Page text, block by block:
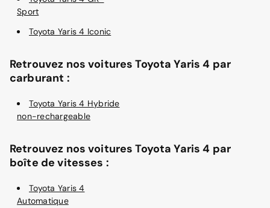
Sport
Toyota Yaris 4 Iconic
Retrouvez nos voitures Toyota Yaris 4 par
carburant :
Toyota Yaris 4 Hybride
non-rechargeable
Retrouvez nos voitures Toyota Yaris 4 par
boîte de vitesses :
Toyota Yaris 4
Automatique